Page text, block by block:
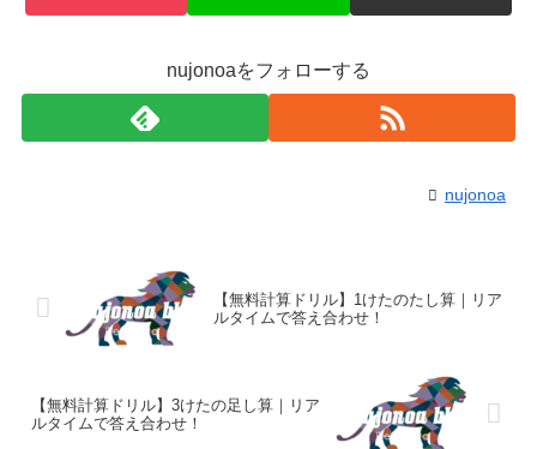
nujonoaをフォローする
nujonoa
【無料計算ドリル】1けたのたし算｜リア
ルタイムで答え合わせ！
【無料計算ドリル】3けたの足し算｜リア
ルタイムで答え合わせ！